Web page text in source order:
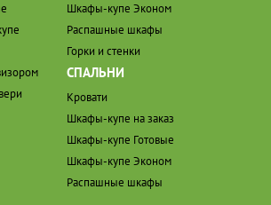
Шкафы-купе Эконом
Распашные шкафы
Горки и стенки
СПАЛЬНИ
Кровати
Шкафы-купе на заказ
Шкафы-купе Готовые
Шкафы-купе Эконом
Распашные шкафы